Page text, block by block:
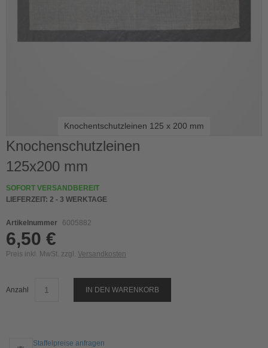
Knochenschutzleinen
125x200 mm
SOFORT VERSANDBEREIT
LIEFERZEIT: 2 - 3 WERKTAGE
Artikelnummer 6005882
6,50 €
Preis inkl. MwSt. zzgl. Versandkosten
Anzahl IN DEN WARENKORB
Staffelpreise anfragen
Knochentschutzleinen 125 x 200 mm
Skip
to
the
of
the
gallery